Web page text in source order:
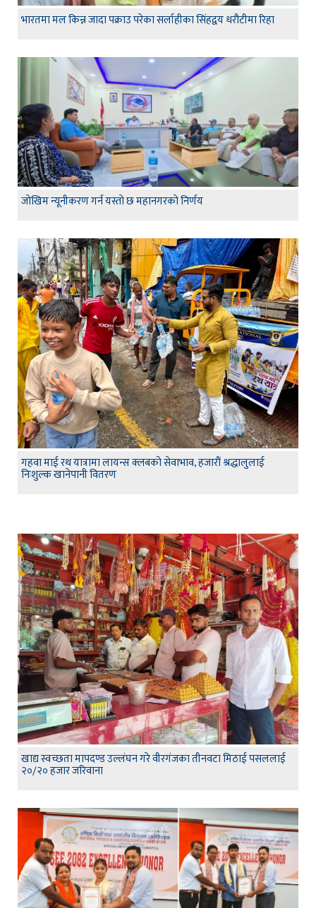
भारतमा मल किन्न जादा पक्राउ परेका सर्लाहीका सिंहद्वय धरौटीमा रिहा
जाेखिम न्यूनीकरण गर्न यस्ताे छ महानगरकाे निर्णय
गहवा माई रथ यात्रामा लायन्स क्लबको सेवाभाव, हजारौं श्रद्धालुलाई
निःशुल्क खानेपानी वितरण
खाद्य स्वच्छता मापदण्ड उल्लंघन गरे वीरगंजका तीनवटा मिठाई पसललाई
२०/२० हजार जरिवाना